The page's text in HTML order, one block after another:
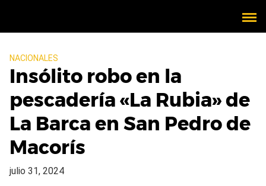
NACIONALES
Insólito robo en la
pescadería «La Rubia» de
La Barca en San Pedro de
Macorís
julio 31, 2024